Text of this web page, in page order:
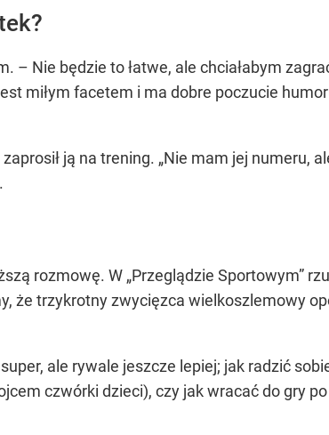
– Nie będzie to łatwe, ale chciałabym
miłym facetem i ma dobre poczucie
ją na trening. „Nie mam jej numeru,
rozmowę. W „Przeglądzie Sportowym”
że trzykrotny zwycięzca wielkoszlemowy
ale rywale jeszcze lepiej; jak radzić
czwórki dzieci), czy jak wracać do gry